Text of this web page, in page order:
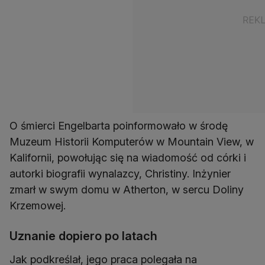
O śmierci Engelbarta poinformowało w środę
Muzeum Historii Komputerów w Mountain View, w
Kalifornii, powołując się na wiadomość od córki i
autorki biografii wynalazcy, Christiny. Inżynier
zmarł w swym domu w Atherton, w sercu Doliny
Krzemowej.
Uznanie dopiero po latach
Jak podkreślał, jego praca polegała na